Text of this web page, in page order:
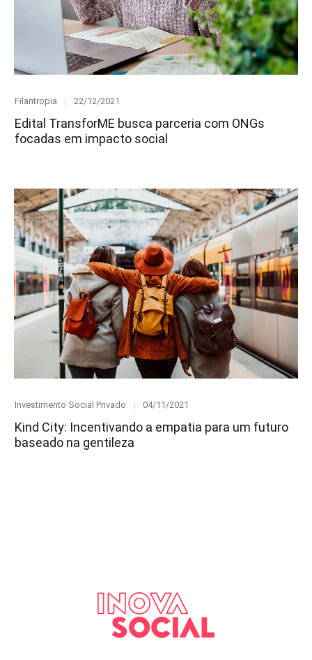
Category
Filantropia
Posted
22/12/2021
Edital TransforME busca parceria com ONGs
focadas em impacto social
Category
Investimento Social Privado
Posted
04/11/2021
Kind City: Incentivando a empatia para um futuro
baseado na gentileza